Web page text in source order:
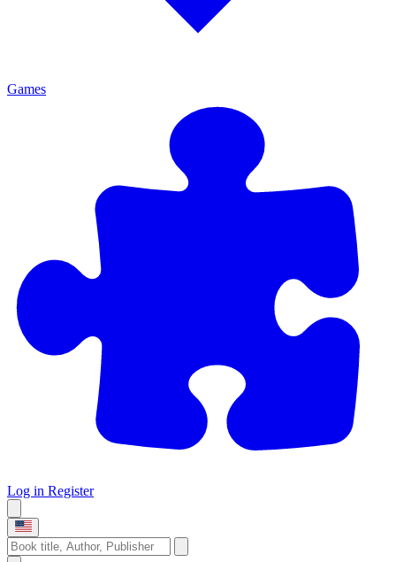
Games
Log in Register